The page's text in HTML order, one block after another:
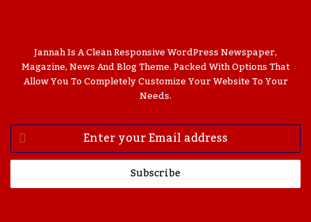
Jannah Is A Clean Responsive WordPress Newspaper,
Magazine, News And Blog Theme. Packed With Options That
Allow You To Completely Customize Your Website To Your
Needs.
Enter
Your
Email